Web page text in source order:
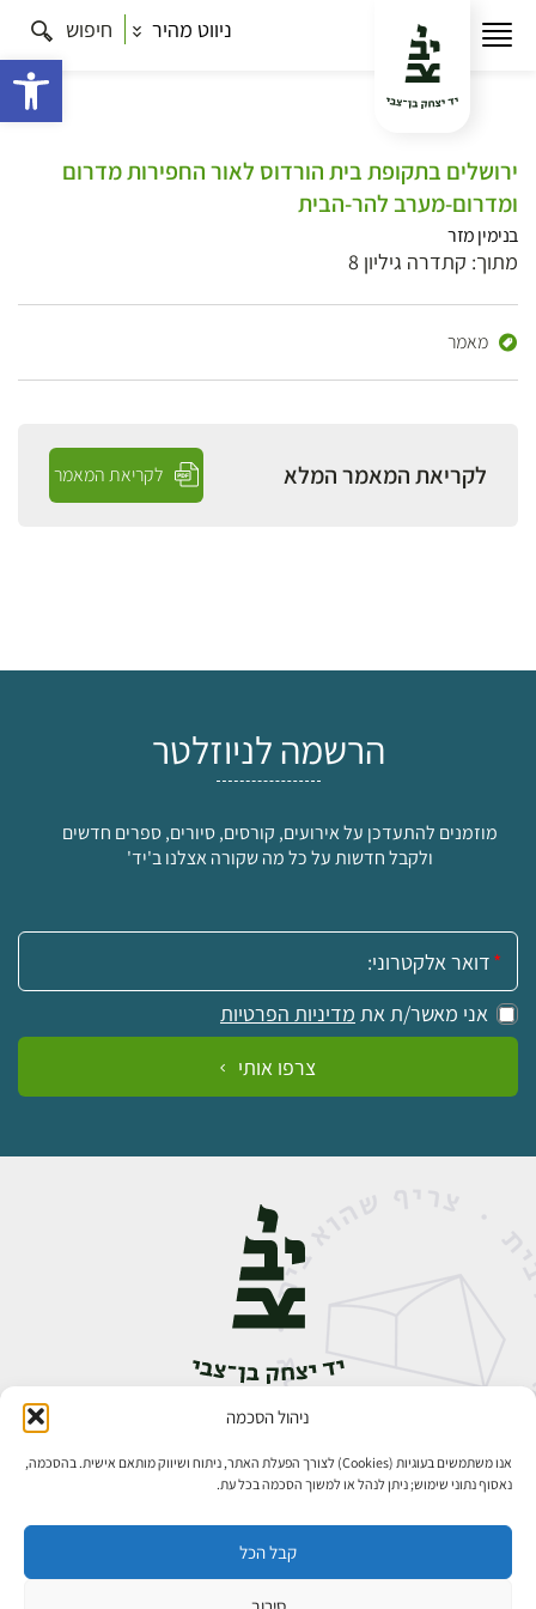
ניהול הסכמה
אנו משתמשים בעוגיות (Cookies) לצורך הפעלת האתר, ניתוח ושיווק מותאם אישית. בהסכמה,
נאסוף נתוני שימוש; ניתן לנהל או למשוך הסכמה בכל עת.
קבל הכל
ניווט מהיר חיפוש
ירושלים בתקופת בית הורדוס לאור החפירות מדרום
ומדרום-מערב להר-הבית
בנימין מזר
מתוך: קתדרה גיליון 8
מאמר
לקריאת המאמר המלא לקריאת המאמר
הרשמה לניוזלטר
מוזמנים להתעדכן על אירועים, קורסים, סיורים, ספרים חדשים
ולקבל חדשות על כל מה שקורה אצלנו ב'יד'
אימייל:
אני מאשר/ת את מדיניות הפרטיות
צרפו אותי
אבן גבירול 14, רחביה, ירושלים